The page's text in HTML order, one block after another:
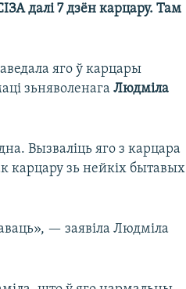
далі 7 дзён карцару. Там
яго ў карцары
зьняволенагаЛюдміла
Вызваліць яго з карцара
карцару зь нейкіх бытавых
— заявіла Людміла